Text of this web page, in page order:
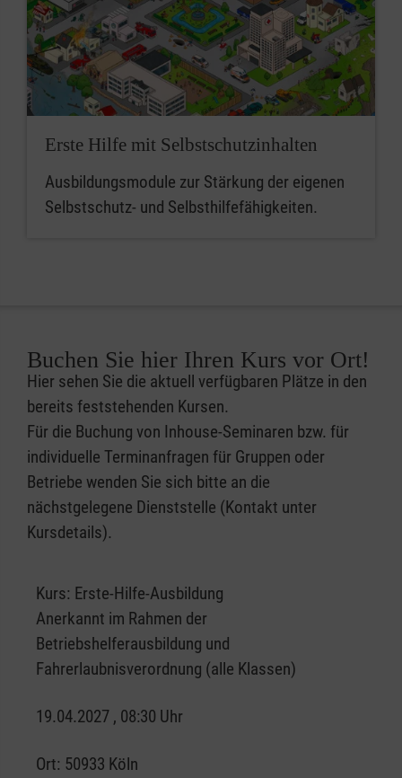
Erste Hilfe mit Selbstschutzinhalten
Ausbildungsmodule zur Stärkung der eigenen
Selbstschutz- und Selbsthilfefähigkeiten.
Buchen Sie hier Ihren Kurs vor Ort!
Hier sehen Sie die aktuell verfügbaren Plätze in den
bereits feststehenden Kursen.
Für die Buchung von Inhouse-Seminaren bzw. für
individuelle Terminanfragen für Gruppen oder
Betriebe wenden Sie sich bitte an die
nächstgelegene Dienststelle (Kontakt unter
Kursdetails).
Kurs: Erste-Hilfe-Ausbildung
Anerkannt im Rahmen der
Betriebshelferausbildung und
Fahrerlaubnisverordnung (alle Klassen)
19.04.2027 , 08:30 Uhr
Ort: 50933 Köln